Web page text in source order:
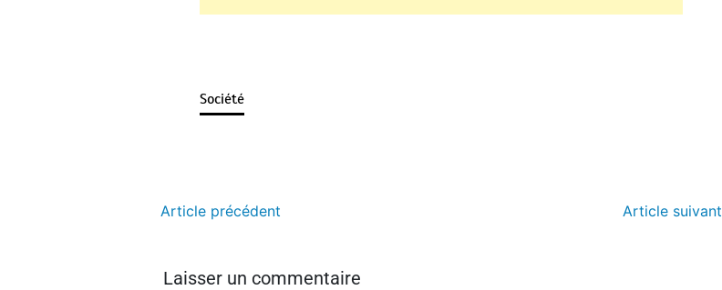
Société
Article précédent Article suivant
Laisser un commentaire